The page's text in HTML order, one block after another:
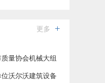
更多
量协会机械大组
工匠之心”参观交
沃尔沃建筑设备